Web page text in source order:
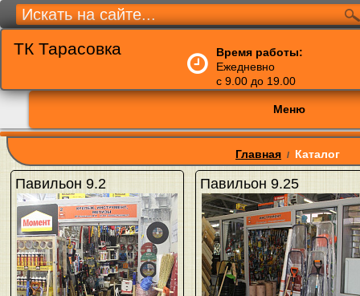
ТК Тарасовка
Время работы:
Ежедневно
с 9.00 до 19.00
Меню
Главная / Каталог
Павильон 9.2 Павильон 9.25